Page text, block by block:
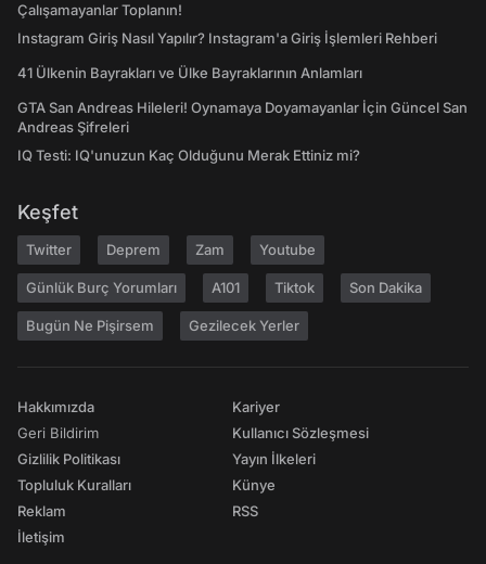
Çalışamayanlar Toplanın!
Instagram Giriş Nasıl Yapılır? Instagram'a Giriş İşlemleri Rehberi
41 Ülkenin Bayrakları ve Ülke Bayraklarının Anlamları
GTA San Andreas Hileleri! Oynamaya Doyamayanlar İçin Güncel San
Andreas Şifreleri
IQ Testi: IQ'unuzun Kaç Olduğunu Merak Ettiniz mi?
Keşfet
Twitter Deprem Zam Youtube
Günlük Burç Yorumları A101 Tiktok Son Dakika
Bugün Ne Pişirsem Gezilecek Yerler
Hakkımızda
Geri Bildirim
Gizlilik Politikası
Topluluk Kuralları
Reklam
İletişim
Kariyer
Kullanıcı Sözleşmesi
Yayın İlkeleri
Künye
RSS